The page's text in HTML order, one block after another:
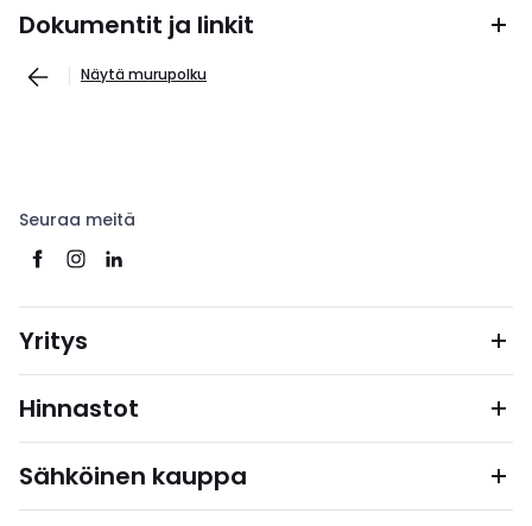
Dokumentit ja linkit
Näytä murupolku
Seuraa meitä
Yritys
Hinnastot
Sähköinen kauppa